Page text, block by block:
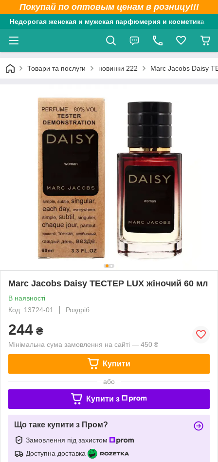
Покупай по оптовым ценам в розницу!!!
Недорогая женская и мужская парфюмерия и косметика
Товари та послуги новинки 222 Marc Jacobs Daisy
Marc Jacobs Daisy ТЕСТЕР LUX жіночий 60 мл
В наявності
Код: 13724-01
Роздріб
244 ₴
Мінімальна сума замовлення на сайті — 450 ₴
Купити
або
Купити з
Що таке купити з Пром?
Замовлення під захистом
Доступна доставка